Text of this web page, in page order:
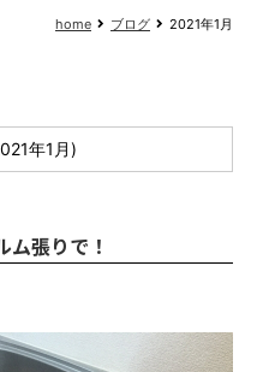
home ブログ 2021年1月
年1月)
張りで！